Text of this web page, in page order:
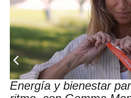
Energía y bienestar